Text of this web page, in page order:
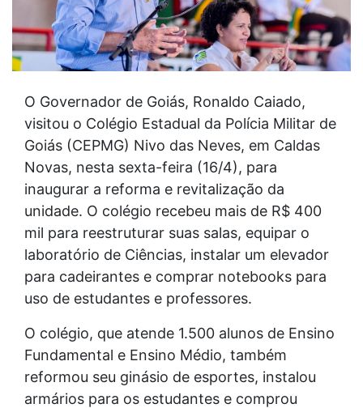
O Governador de Goiás, Ronaldo Caiado,
visitou o Colégio Estadual da Polícia Militar de
Goiás (CEPMG) Nivo das Neves, em Caldas
Novas, nesta sexta-feira (16/4), para
inaugurar a reforma e revitalização da
unidade. O colégio recebeu mais de R$ 400
mil para reestruturar suas salas, equipar o
laboratório de Ciências, instalar um elevador
para cadeirantes e comprar notebooks para
uso de estudantes e professores.
O colégio, que atende 1.500 alunos de Ensino
Fundamental e Ensino Médio, também
reformou seu ginásio de esportes, instalou
armários para os estudantes e comprou